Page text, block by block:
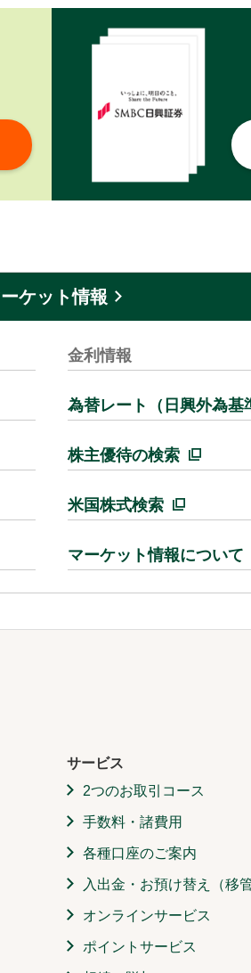
ケット情報
金利情報
為替レート（日興外為基
株主優待の検索
米国株式検索
マーケット情報について
サービス
2つのお取引コース
手数料・諸費用
各種口座のご案内
入出金・お預け替え（移管
オンラインサービス
ポイントサービス